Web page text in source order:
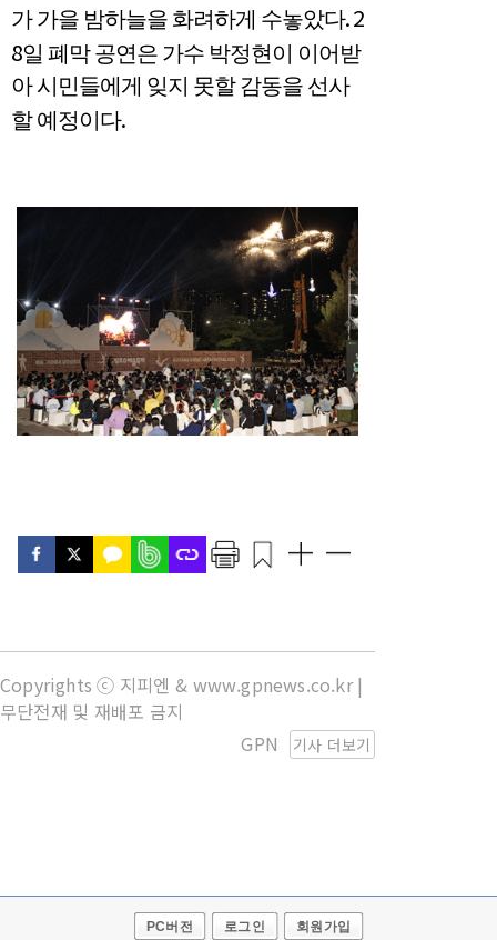
가 가을 밤하늘을 화려하게 수놓았다. 2
8일 폐막 공연은 가수 박정현이 이어받
아 시민들에게 잊지 못할 감동을 선사
할 예정이다.
Copyrights ⓒ 지피엔 & www.gpnews.co.kr |
무단전재 및 재배포 금지
기사 더보기
GPN
PC버전 로그인 회원가입